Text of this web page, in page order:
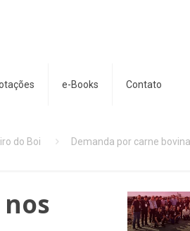
e-Books Contato
do Boi Demanda por carne